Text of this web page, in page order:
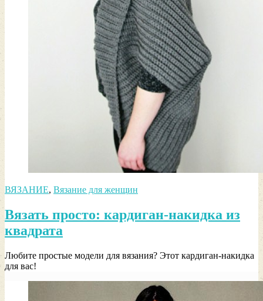
ВЯЗАНИЕ, Вязание для женщин
Вязать просто: кардиган-накидка из
квадрата
Любите простые модели для вязания? Этот кардиган-накидка
для вас!